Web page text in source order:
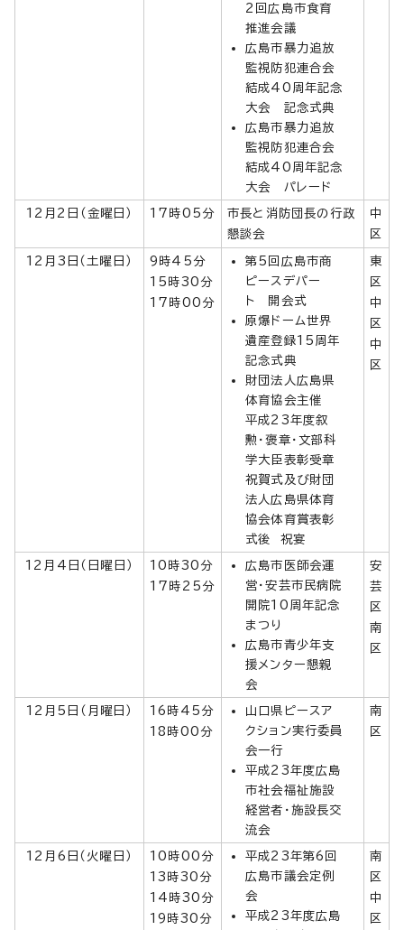
2回広島市食育
推進会議
広島市暴力追放
監視防犯連合会
結成40周年記念
大会 記念式典
広島市暴力追放
監視防犯連合会
結成40周年記念
大会 パレード
12月2日（金曜日） 17時05分
市長と消防団長の行政
懇談会
中
区
12月3日（土曜日）
9時45分
15時30分
17時00分
第5回広島市商
ピースデパー
ト 開会式
原爆ドーム世界
遺産登録15周年
記念式典
財団法人広島県
体育協会主催
平成23年度叙
勲・褒章・文部科
学大臣表彰受章
祝賀式及び財団
法人広島県体育
協会体育賞表彰
式後 祝宴
東
区
中
区
中
区
12月4日（日曜日）
10時30分
17時25分
広島市医師会運
営・安芸市民病院
開院10周年記念
まつり
広島市青少年支
援メンター懇親
会
安
芸
区
南
区
12月5日（月曜日）
16時45分
18時00分
山口県ピースア
クション実行委員
会一行
平成23年度広島
市社会福祉施設
経営者・施設長交
流会
南
区
12月6日（火曜日）
10時00分
13時30分
14時30分
19時30分
平成23年第6回
広島市議会定例
会
平成23年度広島
南
区
中
区